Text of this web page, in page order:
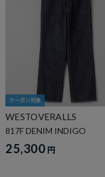
クーポン対象
WESTOVERALLS
817F DENIM INDIGO
25,300 円